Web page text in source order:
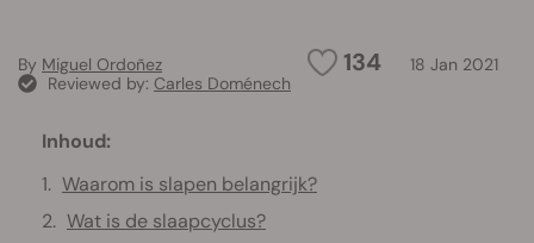
134 18 Jan 2021
By Miguel Ordoñez
Reviewed by: Carles Doménech
Inhoud:
Waarom is slapen belangrijk?
Wat is de slaapcyclus?